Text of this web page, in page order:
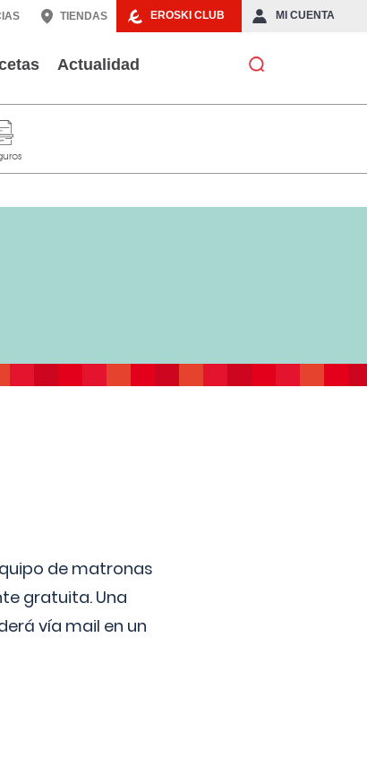
EROSKI CLUB MI CUENTA
TIENDAS
Actualidad
de matronas
gratuita. Una
vía mail en un